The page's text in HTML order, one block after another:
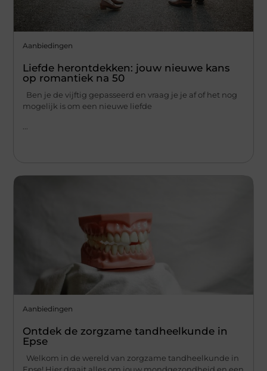
Aanbiedingen
Liefde herontdekken: jouw nieuwe kans
op romantiek na 50
Ben je de vijftig gepasseerd en vraag je je af of het nog
mogelijk is om een nieuwe liefde
Aanbiedingen
Ontdek de zorgzame tandheelkunde in
Epse
Welkom in de wereld van zorgzame tandheelkunde in
Epse! Hier draait alles om jouw mondgezondheid en een